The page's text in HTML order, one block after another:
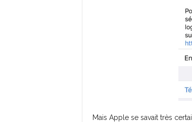
Mais Apple se savait très